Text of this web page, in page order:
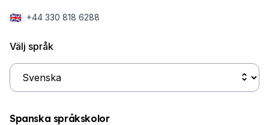
🇬🇧 +44 330 818 6288
Välj språk
Spanska språkskolor